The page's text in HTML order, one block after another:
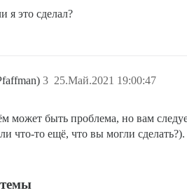
я это сделал?
25.Май.2021 19:00:47
3
может быть проблема, но вам
что-то ещё, что вы могли сделать?).